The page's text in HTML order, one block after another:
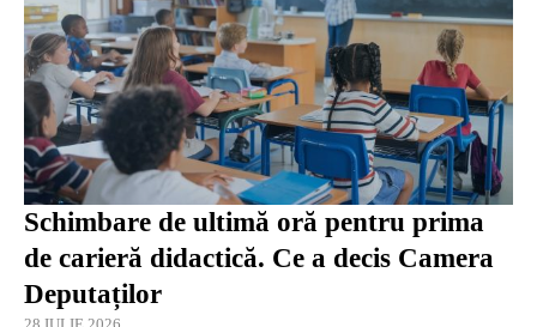
Schimbare de ultimă oră pentru prima
de carieră didactică. Ce a decis Camera
Deputaților